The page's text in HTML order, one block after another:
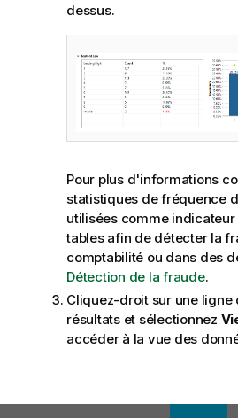
dessus.
Pour plus d'informations
statistiques de fréquence
utilisées comme
tables afin de détecter la
comptabilité ou dans des
Détection de la fraude.
Cliquez-droit sur une ligne
résultats et sélectionnez
accéder à la vue des